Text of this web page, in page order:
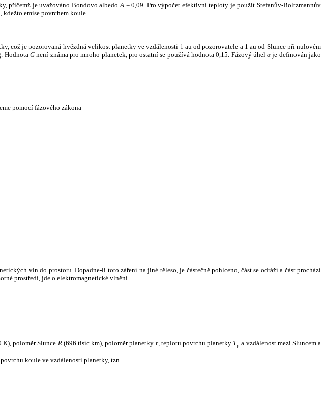
přičemž je uvažováno Bondovo albedo A = 0,09. Pro výpočet efektivní teploty je použit Stefanův-Boltzmannův
emise povrchem koule.
což je pozorovaná hvězdná velikost planetky ve vzdálenosti 1 au od pozorovatele a 1 au od Slunce při nulovém
HodnotaG není známa pro mnoho planetek, pro ostatní se používá hodnota 0,15. Fázový úhelα je definován jako
pomocí fázového zákona
vln do prostoru. Dopadne-li toto záření na jiné těleso, je částečně pohlceno, část se odráží a část prochází
prostředí, jde o elektromagnetické vlnění.
K), poloměr Slunce R(696 tisíc km), poloměr planetky r, teplotu povrchu planetky Tp a vzdálenost mezi Sluncem a
koule ve vzdálenosti planetky, tzn.